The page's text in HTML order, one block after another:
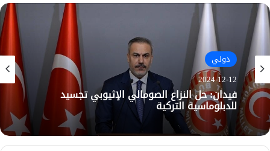
دولي
2024-12-12
فيدان: حل النزاع الصومالي الإثيوبي تجسيد
للدبلوماسية التركية